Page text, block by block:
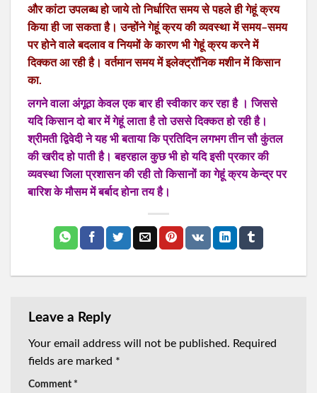
और कांटा उपलब्ध हो जाये तो निर्धारित समय से पहले ही गेहूं क्रय
किया ही जा सकता है। उन्होंने गेहूं क्रय की व्यवस्था में समय–समय
पर होने वाले बदलाव व नियमों के कारण भी गेहूं क्रय करने में
दिक्कत आ रही है। वर्तमान समय में इलेक्ट्रॉनिक मशीन में किसान
का.
लगने वाला अंगूठा केवल एक बार ही स्वीकार कर रहा है । जिससे
यदि किसान दो बार में गेहूं लाता है तो उससे दिक्कत हो रही है।
श्रीमती द्विवेदी ने यह भी बताया कि प्रतिदिन लगभग तीन सौ कुंतल
की खरीद हो पाती है। बहरहाल कुछ भी हो यदि इसी प्रकार की
व्यवस्था जिला प्रशासन की रही तो किसानों का गेहूं क्रय केन्द्र पर
बारिश के मौसम में बर्बाद होना तय है।
Leave a Reply
Your email address will not be published. Required
fields are marked *
Comment *